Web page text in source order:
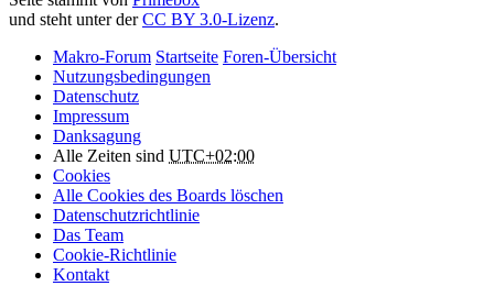
und steht unter derCC BY 3.0-Lizenz.
Makro-Forum Startseite Foren-Übersicht
Nutzungsbedingungen
Datenschutz
Impressum
Danksagung
Alle Zeiten sind UTC+02:00
Cookies
Alle Cookies des Boards löschen
Datenschutzrichtlinie
Das Team
Cookie-Richtlinie
Kontakt